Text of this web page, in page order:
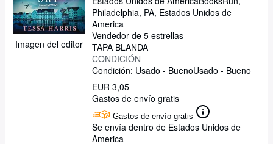
Imagen del editor
Philadelphia, PA, Estados Unidos de
America
Vendedor de 5 estrellas
TAPA BLANDA
CONDICIÓN
Condición: Usado - BuenoUsado - Bueno
EUR 3,05
Gastos de envío gratis
Gastos de envío gratis
Se envía dentro de Estados Unidos de
America